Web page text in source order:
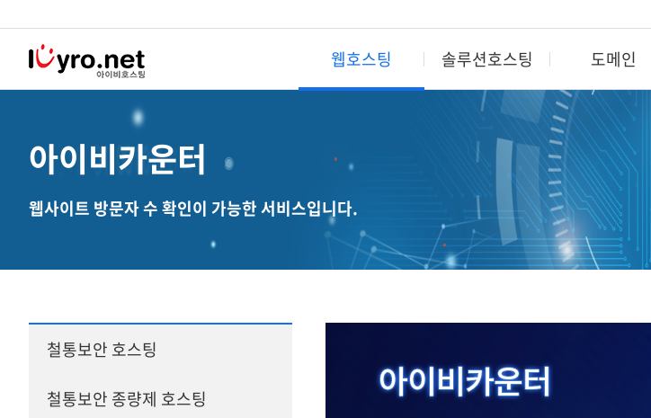
웹호스팅 솔루션호스팅 도메인
웹호스팅
철통보안 호스팅
NEW
철통 보안 종량제 호스팅 NEW
SSL보안서버
부가서비스
EZ이미지호스팅
무제한이미지호스팅
도메인 검색/등록
도메인 종류/등록비용
도메인 기관이전
서버
가상
베어
코로
아이비카운터
웹사이트 방문자 수 확인이 가능한 서비스입니다.
철통보안 호스팅
철통보안 종량제 호스팅